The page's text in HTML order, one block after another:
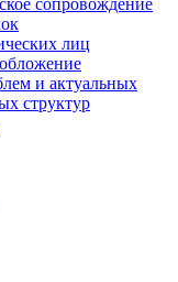
сопровождение
лиц
и актуальных
структур